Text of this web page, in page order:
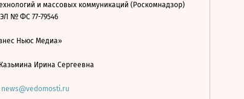
и массовых коммуникаций (Роскомнадзор)
ЭЛ № ФС 77-79546
Ньюс Медиа»
Ирина Сергеевна
news@vedomosti.ru